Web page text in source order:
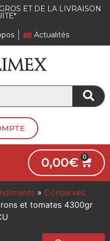
ET DE LA LIVRAISON
Actualités
0,00€
» Conserves
et tomates 4300gr